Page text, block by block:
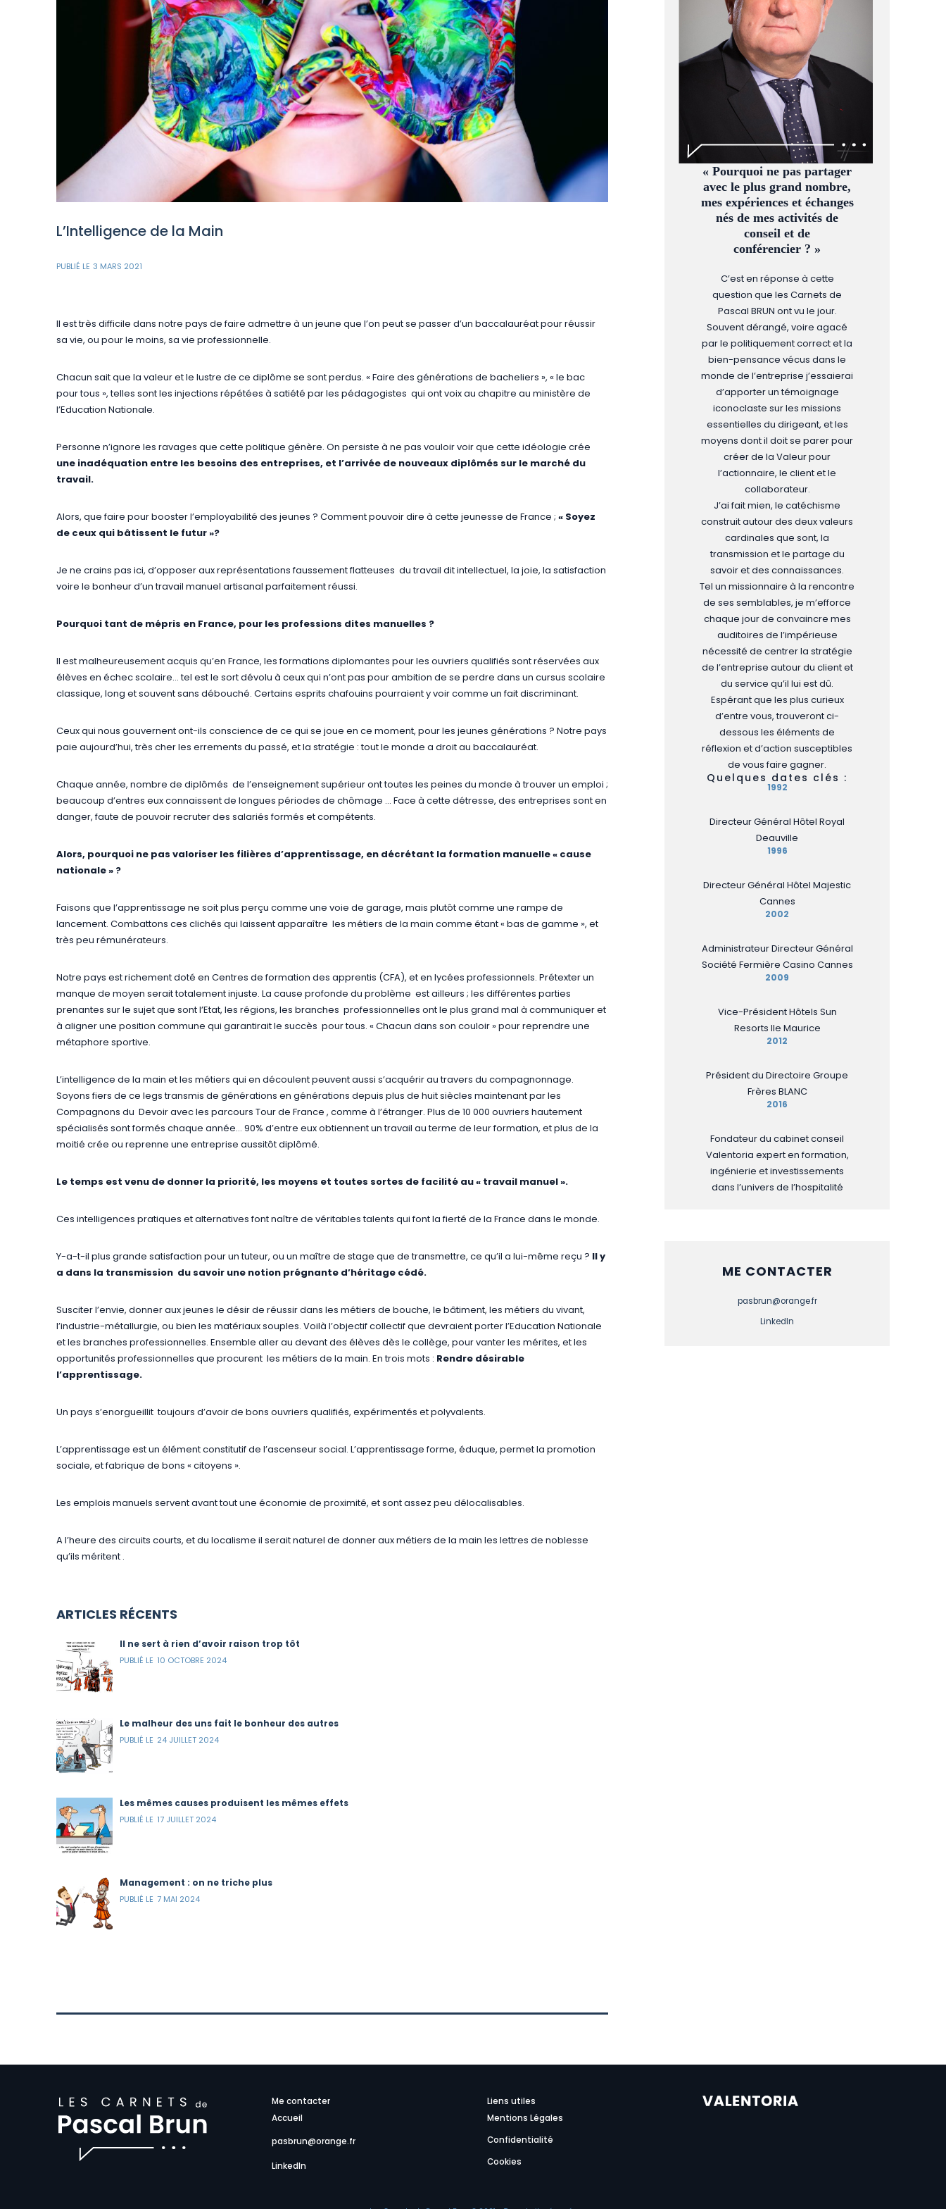
L’Intelligence de la Main
PUBLIÉ LE 3 MARS 2021
Il est très difficile dans notre pays de faire admettre à un jeune que l’on peut se passer d’un baccalauréat pour réussir
sa vie, ou pour le moins, sa vie professionnelle.
Chacun sait que la valeur et le lustre de ce diplôme se sont perdus. « Faire des générations de bacheliers », « le bac
pour tous », telles sont les injections répétées à satiété par les pédagogistes qui ont voix au chapitre au ministère de
l’Education Nationale.
Personne n’ignore les ravages que cette politique génère. On persiste à ne pas vouloir voir que cette idéologie crée
une inadéquation entre les besoins des entreprises, et l’arrivée de nouveaux diplômés sur le marché du
travail.
Alors, que faire pour booster l’employabilité des jeunes ? Comment pouvoir dire à cette jeunesse de France ; « Soyez
de ceux qui bâtissent le futur »?
Je ne crains pas ici, d’opposer aux représentations faussement flatteuses du travail dit intellectuel, la joie, la satisfaction
voire le bonheur d’un travail manuel artisanal parfaitement réussi.
Pourquoi tant de mépris en France, pour les professions dites manuelles ?
Il est malheureusement acquis qu’en France, les formations diplomantes pour les ouvriers qualifiés sont réservées aux
élèves en échec scolaire… tel est le sort dévolu à ceux qui n’ont pas pour ambition de se perdre dans un cursus scolaire
classique, long et souvent sans débouché. Certains esprits chafouins pourraient y voir comme un fait discriminant.
Ceux qui nous gouvernent ont-ils conscience de ce qui se joue en ce moment, pour les jeunes générations ? Notre pays
paie aujourd’hui, très cher les errements du passé, et la stratégie : tout le monde a droit au baccalauréat.
Chaque année, nombre de diplômés de l’enseignement supérieur ont toutes les peines du monde à trouver un emploi ;
beaucoup d’entres eux connaissent de longues périodes de chômage … Face à cette détresse, des entreprises sont en
danger, faute de pouvoir recruter des salariés formés et compétents.
Alors, pourquoi ne pas valoriser les filières d’apprentissage, en décrétant la formation manuelle « cause
nationale » ?
Faisons que l’apprentissage ne soit plus perçu comme une voie de garage, mais plutôt comme une rampe de
lancement. Combattons ces clichés qui laissent apparaître les métiers de la main comme étant « bas de gamme », et
très peu rémunérateurs.
Notre pays est richement doté en Centres de formation des apprentis (CFA), et en lycées professionnels. Prétexter un
manque de moyen serait totalement injuste. La cause profonde du problème est ailleurs ; les différentes parties
prenantes sur le sujet que sont l’Etat, les régions, les branches professionnelles ont le plus grand mal à communiquer et
à aligner une position commune qui garantirait le succès pour tous. « Chacun dans son couloir » pour reprendre une
métaphore sportive.
L’intelligence de la main et les métiers qui en découlent peuvent aussi s’acquérir au travers du compagnonnage.
Soyons fiers de ce legs transmis de générations en générations depuis plus de huit siècles maintenant par les
Compagnons du Devoir avec les parcours Tour de France , comme à l’étranger. Plus de 10 000 ouvriers hautement
spécialisés sont formés chaque année… 90% d’entre eux obtiennent un travail au terme de leur formation, et plus de la
moitié crée ou reprenne une entreprise aussitôt diplômé.
Le temps est venu de donner la priorité, les moyens et toutes sortes de facilité au « travail manuel ».
Ces intelligences pratiques et alternatives font naître de véritables talents qui font la fierté de la France dans le monde.
Y-a-t-il plus grande satisfaction pour un tuteur, ou un maître de stage que de transmettre, ce qu’il a lui-même reçu ? Il y
a dans la transmission du savoir une notion prégnante d’héritage cédé.
Susciter l’envie, donner aux jeunes le désir de réussir dans les métiers de bouche, le bâtiment, les métiers du vivant,
l’industrie-métallurgie, ou bien les matériaux souples. Voilà l’objectif collectif que devraient porter l’Education Nationale
et les branches professionnelles. Ensemble aller au devant des élèves dès le collège, pour vanter les mérites, et les
opportunités professionnelles que procurent les métiers de la main. En trois mots : Rendre désirable
l’apprentissage.
Un pays s’enorgueillit toujours d’avoir de bons ouvriers qualifiés, expérimentés et polyvalents.
L’apprentissage est un élément constitutif de l’ascenseur social. L’apprentissage forme, éduque, permet la promotion
sociale, et fabrique de bons « citoyens ».
Les emplois manuels servent avant tout une économie de proximité, et sont assez peu délocalisables.
A l’heure des circuits courts, et du localisme il serait naturel de donner aux métiers de la main les lettres de noblesse
qu’ils méritent .
ARTICLES RÉCENTS
Il ne sert à rien d’avoir raison trop tôt
10 OCTOBRE 2024
Le malheur des uns fait le bonheur des autres
24 JUILLET 2024
Les mêmes causes produisent les mêmes effets
17 JUILLET 2024
Management : on ne triche plus
7 MAI 2024
« Pourquoi ne pas partager
avec le plus grand nombre,
mes expériences et échanges
nés de mes activités de
conseil et de
conférencier ? »
C’est en réponse à cette
question que les Carnets de
Pascal BRUN ont vu le jour.
Souvent dérangé, voire agacé
par le politiquement correct et la
bien-pensance vécus dans le
monde de l’entreprise j’essaierai
d’apporter un témoignage
iconoclaste sur les missions
essentielles du dirigeant, et les
moyens dont il doit se parer pour
créer de la Valeur pour
l’actionnaire, le client et le
collaborateur.
J’ai fait mien, le catéchisme
construit autour des deux valeurs
cardinales que sont, la
transmission et le partage du
savoir et des connaissances.
Tel un missionnaire à la rencontre
de ses semblables, je m’efforce
chaque jour de convaincre mes
auditoires de l’impérieuse
nécessité de centrer la stratégie
de l’entreprise autour du client et
du service qu’il lui est dû.
Espérant que les plus curieux
d’entre vous, trouveront ci-
dessous les éléments de
réflexion et d’action susceptibles
de vous faire gagner.
Quelques dates clés :
1992
Directeur Général Hôtel Royal
Deauville
1996
Directeur Général Hôtel Majestic
Cannes
2002
Administrateur Directeur Général
Société Fermière Casino Cannes
2009
Vice-Président Hôtels Sun
Resorts Ile Maurice
2012
Président du Directoire Groupe
Frères BLANC
2016
Fondateur du cabinet conseil
Valentoria expert en formation,
ingénierie et investissements
dans l’univers de l’hospitalité
ME CONTACTER
pasbrun@orange.fr
LinkedIn
Me contacter
Accueil
pasbrun@orange.fr
LinkedIn
Liens utiles
Mentions Légales
Confidentialité
Cookies